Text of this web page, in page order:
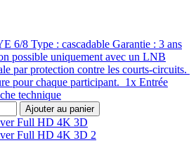
6/8 Type : cascadable Garantie : 3 ans
possible uniquement avec un LNB
par protection contre les courts-circuits.
pour chaque participant. 1x Entrée
technique
Ajouter au panier